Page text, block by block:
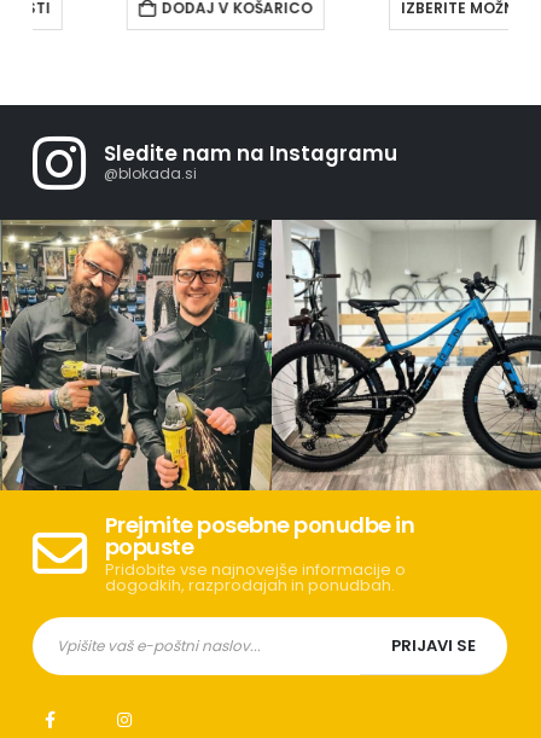
DODAJ V KOŠARICO IZBERITE MOŽNOSTI
Sledite nam na Instagramu
@blokada.si
Prejmite posebne ponudbe in
popuste
Pridobite vse najnovejše informacije o
dogodkih, razprodajah in ponudbah.